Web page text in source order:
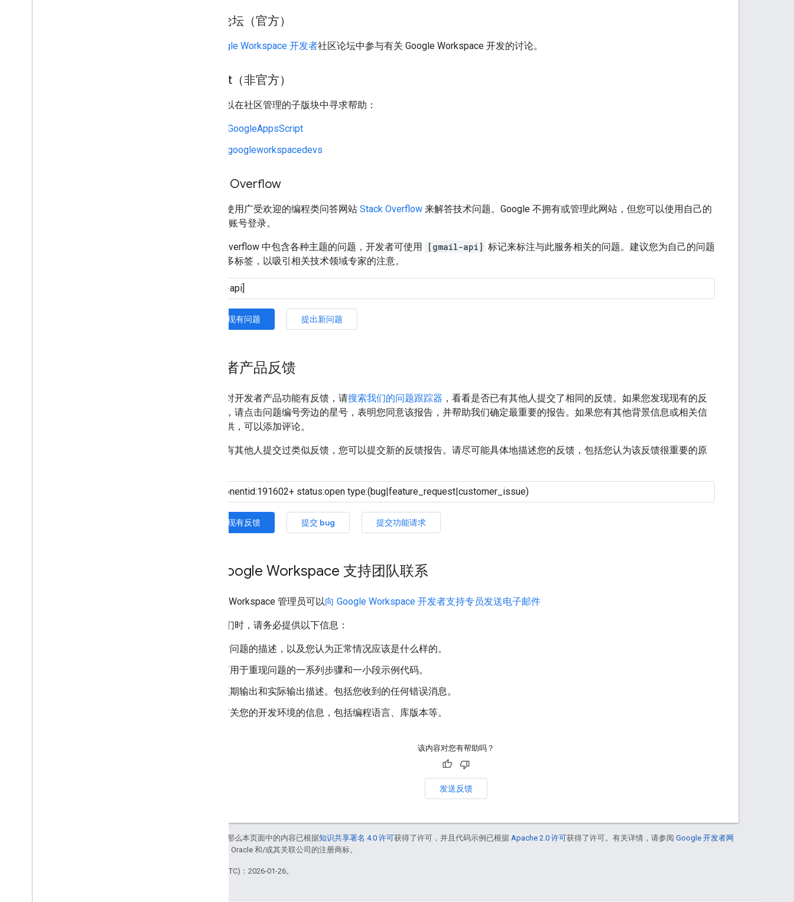
社区论坛（官方）
Google Workspace 开发者社区论坛中参与有关 Google Workspace 开发的讨论。
Reddit（非官方）
您还可以在社区管理的子版块中寻求帮助：
r/GoogleAppsScript
r/googleworkspacedevs
Stack Overflow
我们还使用广受欢迎的编程类问答网站 Stack Overflow 来解答技术问题。Google 不拥有或管理此网站，但您可以使用自己的
Google 账号登录。
Stack Overflow 中包含各种主题的问题，开发者可使用 [gmail-api] 标记来标注与此服务相关的问题。建议您为自己的问题
添加更多标签，以吸引相关技术领域专家的注意。
搜索现有问题 提出新问题
开发者产品反馈
如果您对开发者产品功能有反馈，请搜索我们的问题跟踪器 ，看看是否已有其他人提交了相同的反馈。如果您发现现有的反
馈报告，请点击问题编号旁边的星号，表明您同意该报告，并帮助我们确定最重要的报告。如果您有其他背景信息或相关信
息要提供，可以添加评论。
如果没有其他人提交过类似反馈，您可以提交新的反馈报告。请尽可能具体地描述您的反馈，包括您认为该反馈很重要的原
搜索现有反馈 提交 bug 提交功能请求
与 Google Workspace 支持团队联系
Google Workspace 管理员可以向 Google Workspace 开发者支持专员发送电子邮件
联系我们时，请务必提供以下信息：
对问题的描述，以及您认为正常情况应该是什么样的。
可用于重现问题的一系列步骤和一小段示例代码。
预期输出和实际输出描述。包括您收到的任何错误消息。
有关您的开发环境的信息，包括编程语言、库版本等。
该内容对您有帮助吗？
发送反馈
如未另行说明，那么本页面中的内容已根据知识共享署名 4.0 许可获得了许可，并且代码示例已根据 Apache 2.0 许可获得了许可。有关详情，请参阅 Google 开发者网
。Java 是 Oracle 和/或其关联公司的注册商标。
最后更新时间 (UTC)：2026-01-26。